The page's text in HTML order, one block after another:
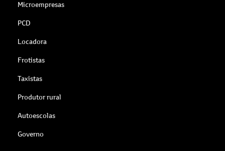
Microempresas
PCD
Locadora
Frotistas
Taxistas
Produtor rural
Autoescolas
Governo